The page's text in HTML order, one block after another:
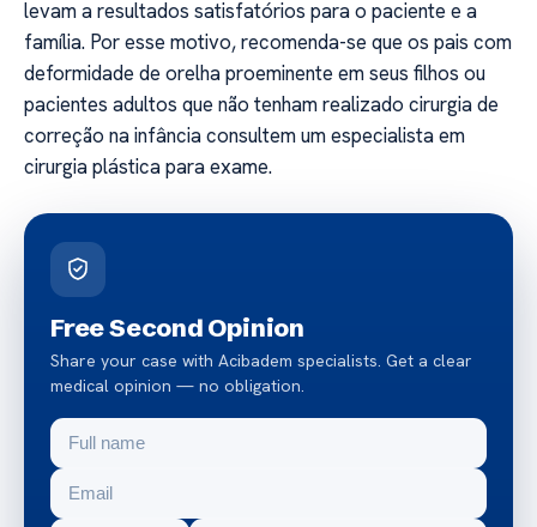
levam a resultados satisfatórios para o paciente e a
família. Por esse motivo, recomenda-se que os pais com
deformidade de orelha proeminente em seus filhos ou
pacientes adultos que não tenham realizado cirurgia de
correção na infância consultem um especialista em
cirurgia plástica para exame.
Free Second Opinion
Share your case with Acibadem specialists. Get a clear
medical opinion — no obligation.